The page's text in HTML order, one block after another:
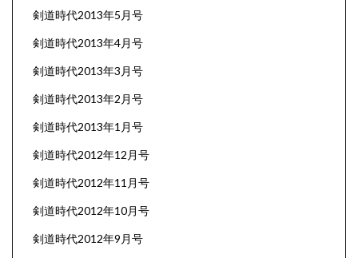
剣道時代2013年5月号
剣道時代2013年4月号
剣道時代2013年3月号
剣道時代2013年2月号
剣道時代2013年1月号
剣道時代2012年12月号
剣道時代2012年11月号
剣道時代2012年10月号
剣道時代2012年9月号